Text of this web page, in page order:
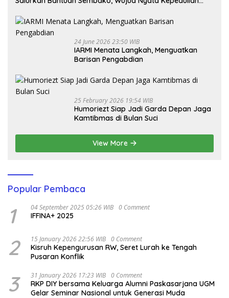
24 June 2026 23:50 WIB
IARMI Menata Langkah, Menguatkan
Barisan Pengabdian
25 February 2026 19:54 WIB
Humoriezt Siap Jadi Garda Depan Jaga
Kamtibmas di Bulan Suci
View More
Popular Pembaca
1 04 September 2025 05:26 WIB 0 Comment
IFFINA+ 2025
2 15 January 2026 22:56 WIB 0 Comment
Kisruh Kepengurusan RW, Seret Lurah ke Tengah
Pusaran Konflik
3 31 January 2026 17:23 WIB 0 Comment
RKP DIY bersama Keluarga Alumni Paskasarjana UGM
Gelar Seminar Nasional untuk Generasi Muda